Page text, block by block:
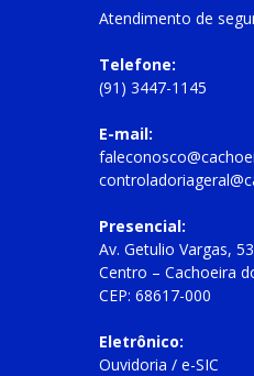
Atendimento de
Telefone:
(91) 3447-1145
E-mail:
Presencial:
Av. Getulio Vargas,
Centro – Cachoeira
CEP: 68617-000
Eletrônico:
Ouvidoria / e-SIC